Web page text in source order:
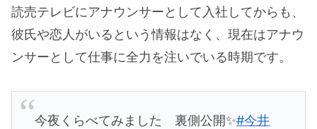
読売テレビにアナウンサーとして入社してからも、
彼氏や恋人がいるという情報はなく、現在はアナウ
ンサーとして仕事に全力を注いでいる時期です。
今夜くらべてみました 裏側公開✨#今井